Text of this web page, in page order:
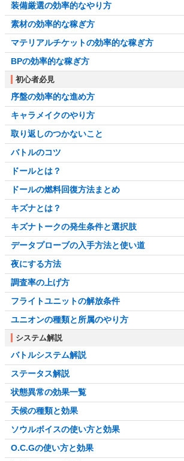
装備厳選の効率的なやり方
素材の効率的な稼ぎ方
マテリアルチケットの効率的な稼ぎ方
BPの効率的な稼ぎ方
初心者必見
序盤の効率的な進め方
キャラメイクのやり方
取り返しのつかないこと
バトルのコツ
ドールとは？
ドールの燃料回復方法まとめ
キズナとは？
キズナトークの発生条件と選択肢
データプローブの入手方法と使い道
夜にする方法
調査率の上げ方
フライトユニットの解放条件
ユニオンの種類と所属のやり方
システム解説
バトルシステム解説
ステータス解説
状態異常の効果一覧
天候の種類と効果
ソウルボイスの使い方と効果
O.C.Gの使い方と効果